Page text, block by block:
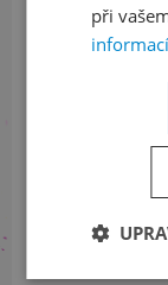
při
informací